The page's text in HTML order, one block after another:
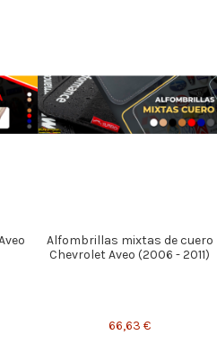
Alfombrillas mixtas de cuero
Chevrolet Aveo (2006 - 2011)
66,63 €